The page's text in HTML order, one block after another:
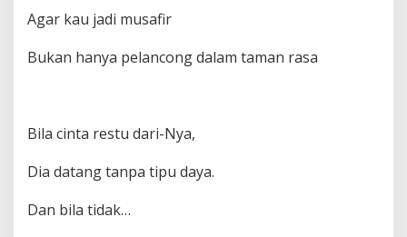
Agar kau jadi musafir
Bukan hanya pelancong dalam taman rasa
Bila cinta restu dari-Nya,
Dia datang tanpa tipu daya.
Dan bila tidak…